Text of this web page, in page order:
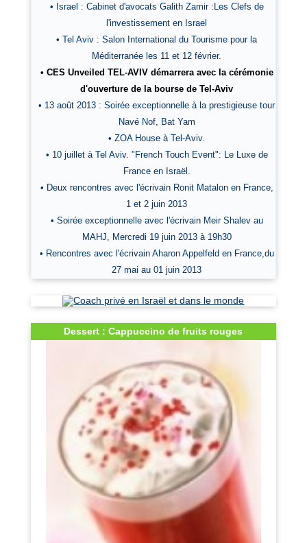
• Israel : Cabinet d'avocats Galith Zamir :Les Clefs de
l'investissement en Israel
• Tel Aviv : Salon International du Tourisme pour la
Méditerranée les 11 et 12 février.
• CES Unveiled TEL-AVIV démarrera avec la cérémonie
d'ouverture de la bourse de Tel-Aviv
• 13 août 2013 : Soirée exceptionnelle à la prestigieuse tour
Navé Nof, Bat Yam
• ZOA House à Tel-Aviv.
• 10 juillet à Tel Aviv. "French Touch Event": Le Luxe de
France en Israël.
• Deux rencontres avec l'écrivain Ronit Matalon en France,
1 et 2 juin 2013
• Soirée exceptionnelle avec l'écrivain Meir Shalev au
MAHJ, Mercredi 19 juin 2013 à 19h30
• Rencontres avec l'écrivain Aharon Appelfeld en France,du
27 mai au 01 juin 2013
Dessert : Cappuccino de fruits rouges